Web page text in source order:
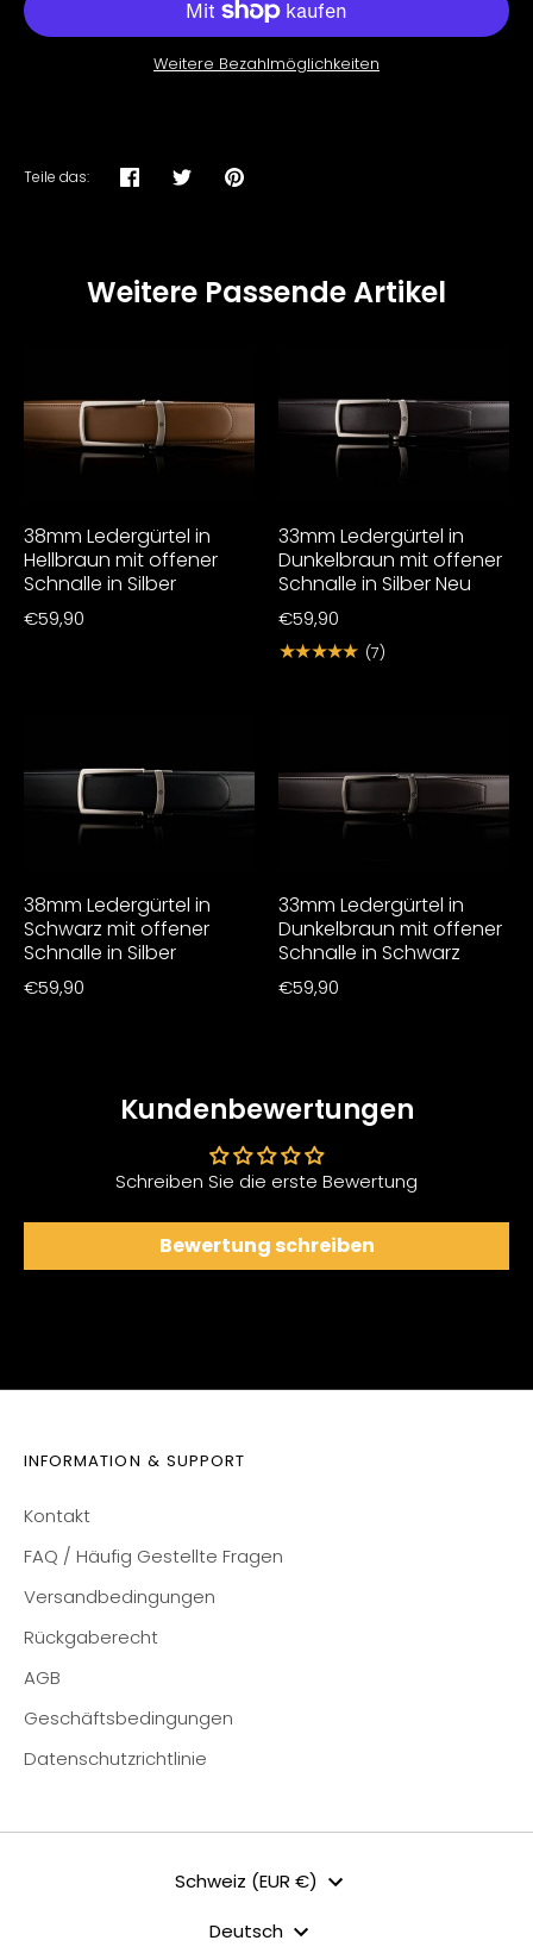
Weitere Bezahlmöglichkeiten
Teile das: TeilenTwitternPinnen
Weitere Passende Artikel
38mm Ledergürtel in
Hellbraun mit offener
Schnalle in Silber
€59,90
33mm Ledergürtel in
Dunkelbraun mit offener
Schnalle in Silber Neu
€59,90
★★★★★ (7)
38mm Ledergürtel in
Schwarz mit offener
Schnalle in Silber
€59,90
33mm Ledergürtel in
Dunkelbraun mit offener
Schnalle in Schwarz
€59,90
Kundenbewertungen
Schreiben Sie die erste Bewertung
Bewertung schreiben
INFORMATION & SUPPORT
Kontakt
FAQ / Häufig Gestellte Fragen
Versandbedingungen
Rückgaberecht
AGB
Geschäftsbedingungen
Datenschutzrichtlinie
Schweiz (EUR €)
Deutsch